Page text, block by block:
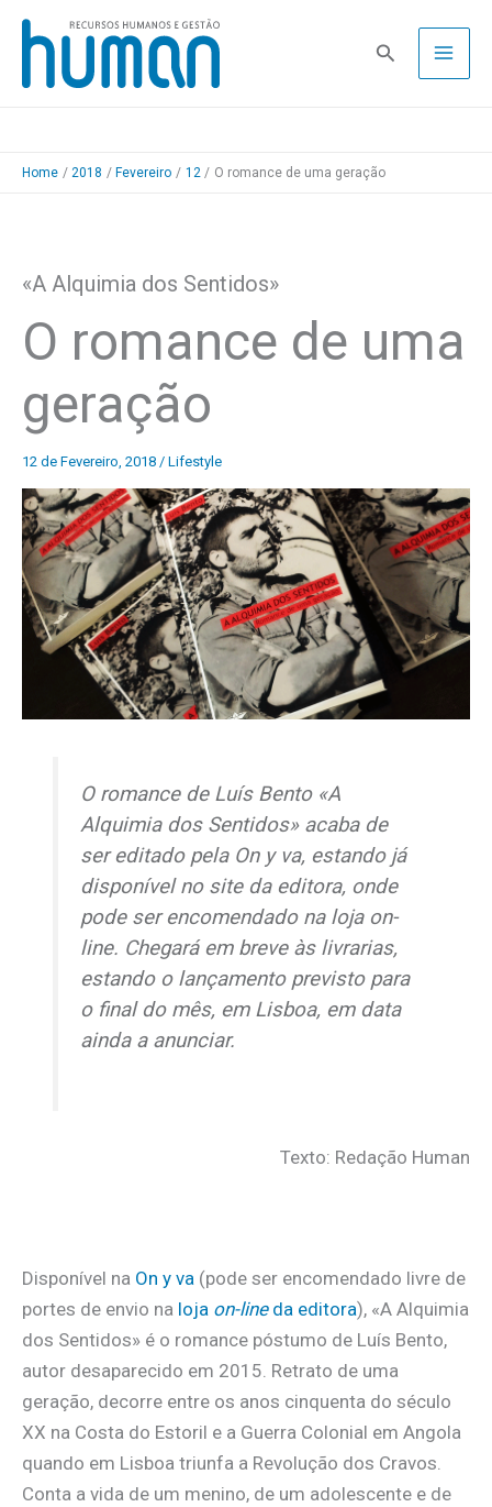
Skip
content
Pesquisa
Home 2018 Fevereiro 12 O romance de uma geração
«A Alquimia dos Sentidos»
O romance de uma
geração
12 de Fevereiro, 2018 / Lifestyle
O romance de Luís Bento «A
Alquimia dos Sentidos» acaba de
ser editado pela On y va, estando já
disponível no siteda editora, onde
pode ser encomendado na loja on-
line. Chegará em breve às livrarias,
estando o lançamento previsto para
o final do mês, em Lisboa, em data
ainda a anunciar.
Texto: Redação Human
Disponível na On y va (pode ser encomendado livre de
portes de envio na loja on-lineda editora), «A Alquimia
dos Sentidos» é o romance póstumo de Luís Bento,
autor desaparecido em 2015. Retrato de uma
geração, decorre entre os anos cinquenta do século
XX na Costa do Estoril e a Guerra Colonial em Angola
quando em Lisboa triunfa a Revolução dos Cravos.
Conta a vida de um menino, de um adolescente e de